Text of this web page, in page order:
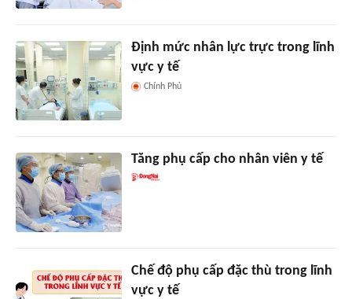
Định mức nhân lực trực trong lĩnh
vực y tế
Chính Phủ
Tăng phụ cấp cho nhân viên y tế
Chế độ phụ cấp đặc thù trong lĩnh
vực y tế